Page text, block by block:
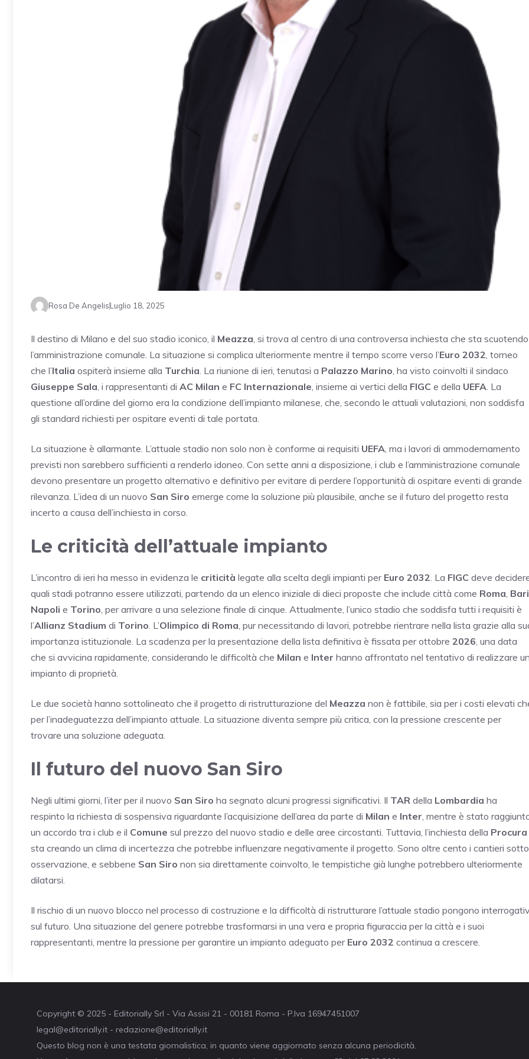
Rosa De AngelisLuglio 18, 2025
Il destino di Milano e del suo stadio iconico, il Meazza, si trova al centro di una controversa inchiesta che sta scuotendo
l’amministrazione comunale. La situazione si complica ulteriormente mentre il tempo scorre verso l’Euro 2032, torneo
che l’Italia ospiterà insieme alla Turchia. La riunione di ieri, tenutasi a Palazzo Marino, ha visto coinvolti il sindaco
Giuseppe Sala, i rappresentanti di AC Milan e FC Internazionale, insieme ai vertici della FIGC e della UEFA. La
questione all’ordine del giorno era la condizione dell’impianto milanese, che, secondo le attuali valutazioni, non soddisfa
gli standard richiesti per ospitare eventi di tale portata.
La situazione è allarmante. L’attuale stadio non solo non è conforme ai requisiti UEFA, ma i lavori di ammodernamento
previsti non sarebbero sufficienti a renderlo idoneo. Con sette anni a disposizione, i club e l’amministrazione comunale
devono presentare un progetto alternativo e definitivo per evitare di perdere l’opportunità di ospitare eventi di grande
rilevanza. L’idea di un nuovo San Siro emerge come la soluzione più plausibile, anche se il futuro del progetto resta
incerto a causa dell’inchiesta in corso.
Le criticità dell’attuale impianto
L’incontro di ieri ha messo in evidenza le criticità legate alla scelta degli impianti per Euro 2032. La FIGC deve
quali stadi potranno essere utilizzati, partendo da un elenco iniziale di dieci proposte che include città come Roma, Bari
Napoli e Torino, per arrivare a una selezione finale di cinque. Attualmente, l’unico stadio che soddisfa tutti i requisiti è
l’Allianz Stadium di Torino. L’Olimpico di Roma, pur necessitando di lavori, potrebbe rientrare nella lista grazie alla
importanza istituzionale. La scadenza per la presentazione della lista definitiva è fissata per ottobre 2026, una data
che si avvicina rapidamente, considerando le difficoltà che Milan e Inter hanno affrontato nel tentativo di realizzare un
impianto di proprietà.
Le due società hanno sottolineato che il progetto di ristrutturazione del Meazza non è fattibile, sia per i costi elevati
per l’inadeguatezza dell’impianto attuale. La situazione diventa sempre più critica, con la pressione crescente per
trovare una soluzione adeguata.
Il futuro del nuovo San Siro
Negli ultimi giorni, l’iter per il nuovo San Siro ha segnato alcuni progressi significativi. Il TAR della Lombardia ha
respinto la richiesta di sospensiva riguardante l’acquisizione dell’area da parte di Milan e Inter, mentre è stato
un accordo tra i club e il Comune sul prezzo del nuovo stadio e delle aree circostanti. Tuttavia, l’inchiesta della Procura
sta creando un clima di incertezza che potrebbe influenzare negativamente il progetto. Sono oltre cento i cantieri sotto
osservazione, e sebbene San Siro non sia direttamente coinvolto, le tempistiche già lunghe potrebbero ulteriormente
dilatarsi.
Il rischio di un nuovo blocco nel processo di costruzione e la difficoltà di ristrutturare l’attuale stadio pongono
sul futuro. Una situazione del genere potrebbe trasformarsi in una vera e propria figuraccia per la città e i suoi
rappresentanti, mentre la pressione per garantire un impianto adeguato per Euro 2032 continua a crescere.
Copyright © 2025 - Editorially Srl - Via Assisi 21 - 00181 Roma - P.Iva 16947451007
legal@editorially.it - redazione@editorially.it
Questo blog non è una testata giornalistica, in quanto viene aggiornato senza alcuna periodicità.